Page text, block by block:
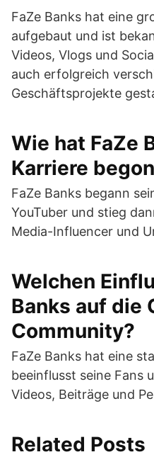
FaZe Banks hat eine
aufgebaut und ist
Videos, Vlogs und
auch erfolgreich
Geschäftsprojekte
Wie hat FaZe
Karriere
FaZe Banks begann
YouTuber und stieg
Media-Influencer und
Welchen
Banks auf die
Community?
FaZe Banks hat eine
beeinflusst seine Fans
Videos, Beiträge und
Related Posts